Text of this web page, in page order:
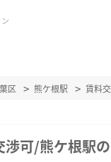
区 熊ケ根駅 賃料
渉可/熊ケ根駅